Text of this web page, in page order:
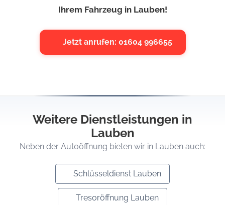
Ihrem Fahrzeug in Lauben!
Jetzt anrufen: 01604 996655
Weitere Dienstleistungen in
Lauben
Neben der Autoöffnung bieten wir in Lauben auch:
Schlüsseldienst Lauben
Tresoröffnung Lauben